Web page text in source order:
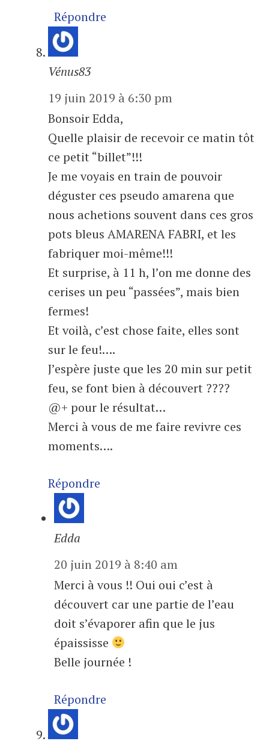
Répondre
Vénus83
19 juin 2019 à 6:30 pm
Bonsoir Edda,
Quelle plaisir de recevoir ce matin tôt
ce petit “billet”!!!
Je me voyais en train de pouvoir
déguster ces pseudo amarena que
nous achetions souvent dans ces gros
pots bleus AMARENA FABRI, et les
fabriquer moi-même!!!
Et surprise, à 11 h, l’on me donne des
cerises un peu “passées”, mais bien
fermes!
Et voilà, c’est chose faite, elles sont
sur le feu!….
J’espère juste que les 20 min sur petit
feu, se font bien à découvert ????
@+ pour le résultat…
Merci à vous de me faire revivre ces
moments….
Répondre
Edda
20 juin 2019 à 8:40 am
Merci à vous !! Oui oui c’est à
découvert car une partie de l’eau
doit s’évaporer afin que le jus
épaississe
Belle journée !
Répondre